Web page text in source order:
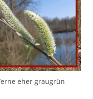
eher graugrün